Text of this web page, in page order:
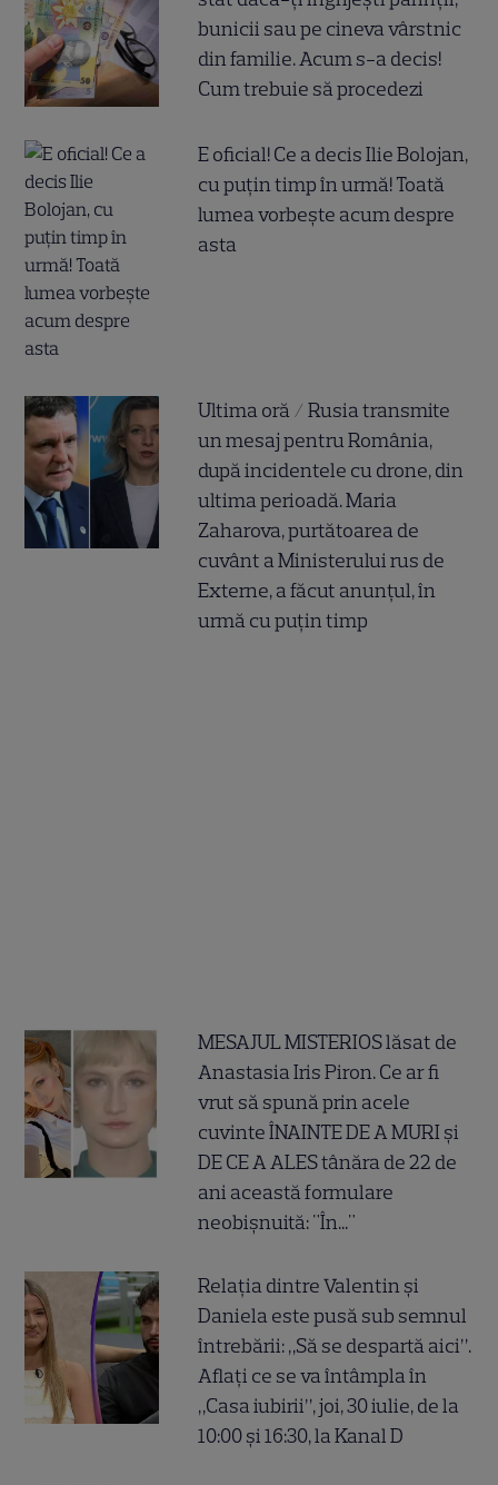
bunicii sau pe cineva vârstnic
din familie. Acum s-a decis!
Cum trebuie să procedezi
E oficial! Ce a decis Ilie Bolojan,
cu puțin timp în urmă! Toată
lumea vorbește acum despre
asta
Ultima oră / Rusia transmite
un mesaj pentru România,
după incidentele cu drone, din
ultima perioadă. Maria
Zaharova, purtătoarea de
cuvânt a Ministerului rus de
Externe, a făcut anunțul, în
urmă cu puțin timp
MESAJUL MISTERIOS lăsat de
Anastasia Iris Piron. Ce ar fi
vrut să spună prin acele
cuvinte ÎNAINTE DE A MURI și
DE CE A ALES tânăra de 22 de
ani această formulare
neobișnuită: "În..."
Relația dintre Valentin și
Daniela este pusă sub semnul
întrebării: „Să se despartă aici”.
Aflați ce se va întâmpla în
„Casa iubirii”, joi, 30 iulie, de la
10:00 și 16:30, la Kanal D